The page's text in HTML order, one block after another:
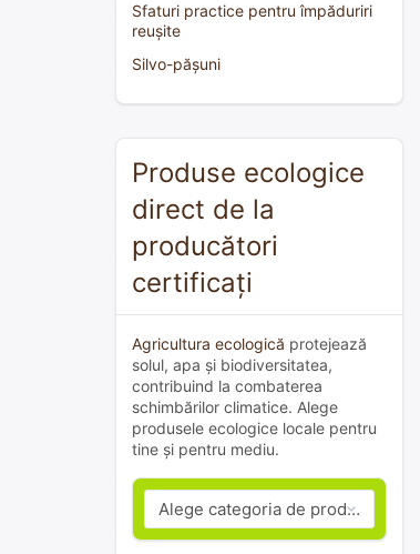
Sfaturi practice pentru împăduriri
reușite
Silvo-pășuni
Produse ecologice
direct de la
producători
certificați
Agricultura ecologică protejează
solul, apa și biodiversitatea,
contribuind la combaterea
schimbărilor climatice. Alege
produsele ecologice locale pentru
tine și pentru mediu.